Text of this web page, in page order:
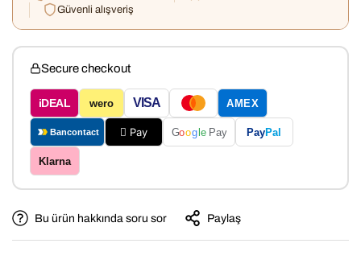
Güvenli alışveriş
Secure checkout
iDEAL wero VISA AMEX
Bancontact  Pay Goog le Pay PayPal
Klarna
Bu ürün hakkında soru sor Paylaş